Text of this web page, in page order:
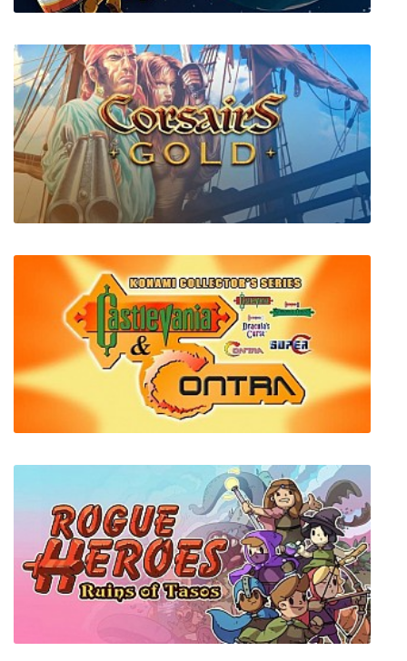
60 Parsecs!
Corsairs Gold
Konami Collector's Series: Castlevania &
Contra